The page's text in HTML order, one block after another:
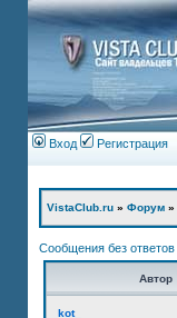
Вход Регистрация
VistaClub.ru » Форум »
Сообщения без ответов
Автор
kot_